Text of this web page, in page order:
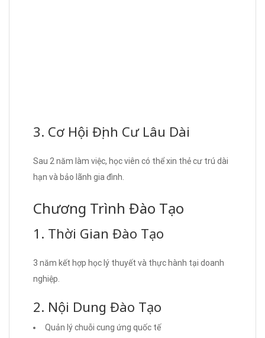
3. Cơ Hội Định Cư Lâu Dài
Sau 2 năm làm việc, học viên có thể xin thẻ cư trú dài
hạn và bảo lãnh gia đình.
Chương Trình Đào Tạo
1. Thời Gian Đào Tạo
3 năm kết hợp học lý thuyết và thực hành tại doanh
nghiệp.
2. Nội Dung Đào Tạo
Quản lý chuỗi cung ứng quốc tế